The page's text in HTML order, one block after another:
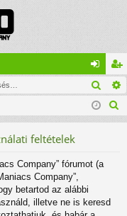
el
ép
eg
is
feltételek
Company” fórumot (a
Company”,
betartod az alábbi
illetve ne is keresd